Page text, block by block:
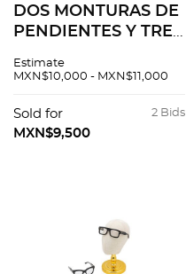
DOS MONTURAS DE
PENDIENTES Y TRES
ANILLOS EN
Estimate
MXN$10,000 - MXN$11,000
2 Bids
Sold for
MXN$9,500